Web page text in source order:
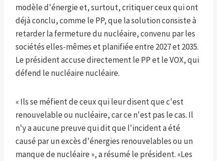
modèle d'énergie et, surtout, critiquer ceux qui ont
déjà conclu, comme le PP, que la solution consiste à
retarder la fermeture du nucléaire, convenu par les
sociétés elles-mêmes et planifiée entre 2027 et 2035.
Le président accuse directement le PP et le VOX, qui
défend le nucléaire nucléaire.
« Ils se méfient de ceux qui leur disent que c'est
renouvelable ou nucléaire, car ce n'est pas le cas. Il
n'y a aucune preuve qui dit que l'incident a été
causé par un excès d'énergies renouvelables ou un
manque de nucléaire », a résumé le président. «Les